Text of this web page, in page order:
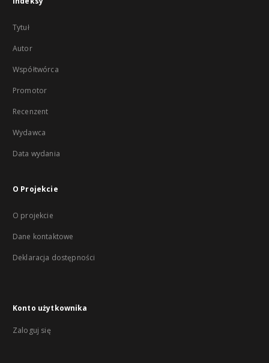
Tytuł
Autor
Współtwórca
Promotor
Recenzent
Wydawca
Data wydania
O Projekcie
O projekcie
Dane kontaktowe
Deklaracja dostępności
Konto użytkownika
Zaloguj się